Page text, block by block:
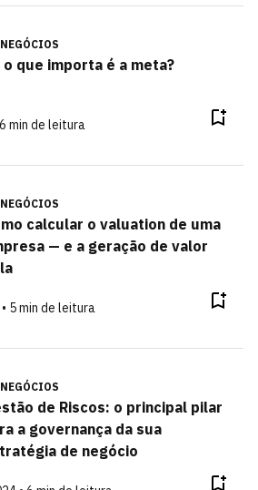
NEGÓCIOS
o que importa é a meta?
min de leitura
NEGÓCIOS
calcular o valuation de uma
— e a geração de valor
5 min de leitura
NEGÓCIOS
de Riscos: o principal pilar
a governança da sua
de negócio